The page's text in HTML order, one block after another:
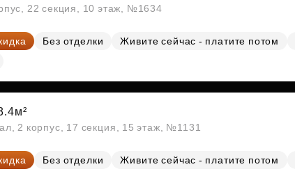
22 секция, 10 этаж, №1634
Без отделки Живите сейчас - платите потом
2 корпус, 17 секция, 15 этаж, №1131
Без отделки Живите сейчас - платите потом